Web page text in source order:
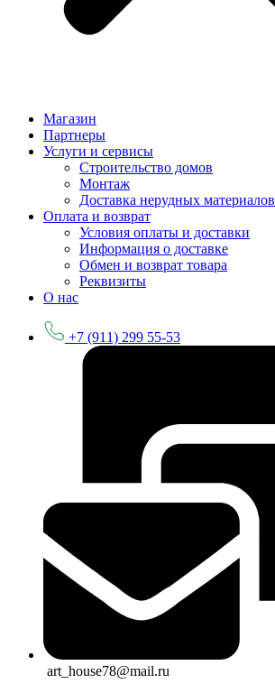
Магазин
Партнеры
Услуги и сервисы
Строительство домов
Монтаж
Доставка нерудных материалов
Оплата и возврат
Условия оплаты и доставки
Информация о доставке
Обмен и возврат товара
Реквизиты
О нас
+7 (911) 299 55-53
art_house78@mail.ru